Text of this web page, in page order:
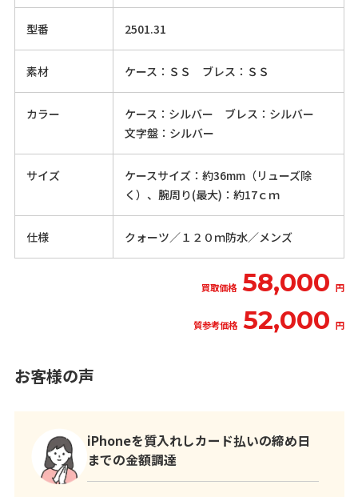
型番 2501.31
素材 ケース：ＳＳ ブレス：ＳＳ
カラー
ケース：シルバー ブレス：シルバー
文字盤：シルバー
サイズ
ケースサイズ：約36mm（リューズ除
く）、腕周り(最大)：約17ｃｍ
仕様 クォーツ／１２０ｍ防水／メンズ
買取価格 58,000 円
質参考価格 52,000 円
お客様の声
iPhoneを質入れしカード払いの締め日
までの金額調達